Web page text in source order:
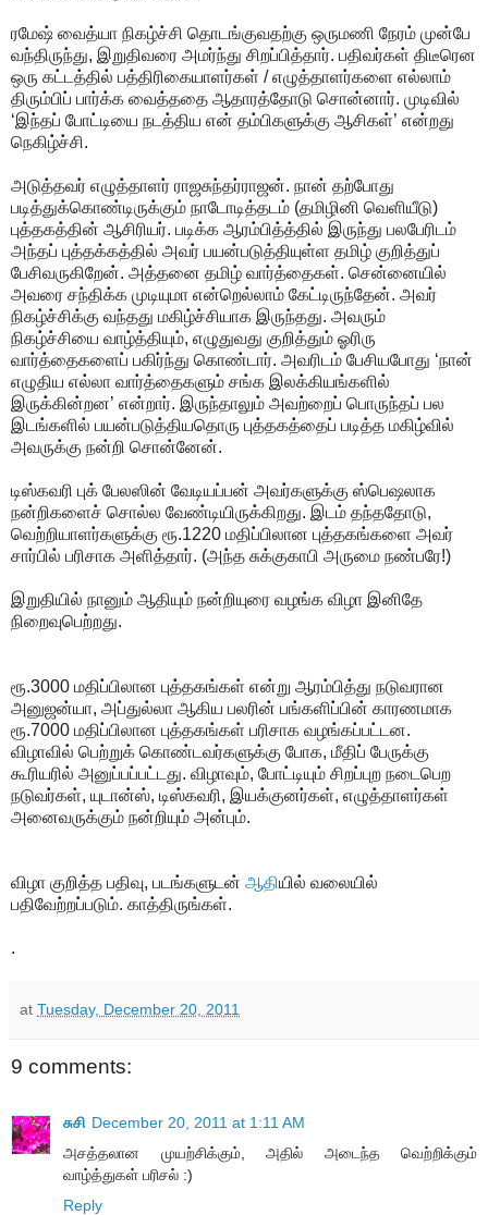
ரமேஷ் வைத்யா நிகழ்ச்சி தொடங்குவதற்கு ஒருமணி நேரம் முன்பே
வந்திருந்து, இறுதிவரை அமர்ந்து சிறப்பித்தார். பதிவர்கள் திடீரென
ஒரு கட்டத்தில் பத்திரிகையாளர்கள் / எழுத்தாளர்களை எல்லாம்
திரும்பிப் பார்க்க வைத்ததை ஆதாரத்தோடு சொன்னார். முடிவில்
‘இந்தப் போட்டியை நடத்திய என் தம்பிகளுக்கு ஆசிகள்’ என்றது
நெகிழ்ச்சி.
அடுத்தவர் எழுத்தாளர் ராஜசுந்தர்ராஜன். நான் தற்போது
படித்துக்கொண்டிருக்கும் நாடோடித்தடம் (தமிழினி வெளியீடு)
புத்தகத்தின் ஆசிரியர். படிக்க ஆரம்பித்த்தில் இருந்து பலபேரிடம்
அந்தப் புத்தக்கத்தில் அவர் பயன்படுத்தியுள்ள தமிழ் குறித்துப்
பேசிவருகிறேன். அத்தனை தமிழ் வார்த்தைகள். சென்னையில்
அவரை சந்திக்க முடியுமா என்றெல்லாம் கேட்டிருந்தேன். அவர்
நிகழ்ச்சிக்கு வந்தது மகிழ்ச்சியாக இருந்தது. அவரும்
நிகழ்ச்சியை வாழ்த்தியும், எழுதுவது குறித்தும் ஓரிரு
வார்த்தைகளைப் பகிர்ந்து கொண்டார். அவரிடம் பேசியபோது ‘நான்
எழுதிய எல்லா வார்த்தைகளும் சங்க இலக்கியங்களில்
இருக்கின்றன’ என்றார். இருந்தாலும் அவற்றைப் பொருந்தப் பல
இடங்களில் பயன்படுத்தியதொரு புத்தகத்தைப் படித்த மகிழ்வில்
அவருக்கு நன்றி சொன்னேன்.
டிஸ்கவரி புக் பேலஸின் வேடியப்பன் அவர்களுக்கு ஸ்பெஷலாக
நன்றிகளைச் சொல்ல வேண்டியிருக்கிறது. இடம் தந்ததோடு,
வெற்றியாளர்களுக்கு ரூ.1220 மதிப்பிலான புத்தகங்களை அவர்
சார்பில் பரிசாக அளித்தார். (அந்த சுக்குகாபி அருமை நண்பரே!)
இறுதியில் நானும் ஆதியும் நன்றியுரை வழங்க விழா இனிதே
நிறைவுபெற்றது.
ரூ.3000 மதிப்பிலான புத்தகங்கள் என்று ஆரம்பித்து நடுவரான
அனுஜன்யா, அப்துல்லா ஆகிய பலரின் பங்களிப்பின் காரணமாக
ரூ.7000 மதிப்பிலான புத்தகங்கள் பரிசாக வழங்கப்பட்டன.
விழாவில் பெற்றுக் கொண்டவர்களுக்கு போக, மீதிப் பேருக்கு
கூரியரில் அனுப்பப்பட்டது. விழாவும், போட்டியும் சிறப்புற நடைபெற
நடுவர்கள், யுடான்ஸ், டிஸ்கவரி, இயக்குனர்கள், எழுத்தாளர்கள்
அனைவருக்கும் நன்றியும் அன்பும்.
விழா குறித்த பதிவு, படங்களுடன் ஆதியில் வலையில்
பதிவேற்றப்படும். காத்திருங்கள்.
.
at Tuesday, December 20, 2011
9 comments:
சுசி December 20, 2011 at 1:11 AM
அசத்தலான முயற்சிக்கும், அதில் அடைந்த வெற்றிக்கும்
வாழ்த்துகள் பரிசல் :)
Reply